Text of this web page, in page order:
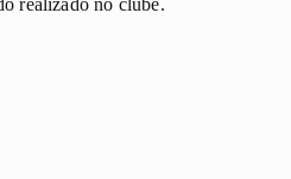
realizado no clube.